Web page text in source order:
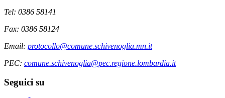
Tel: 0386 58141
Fax: 0386 58124
Email: protocollo@comune.schivenoglia.mn.it
PEC: comune.schivenoglia@pec.regione.lombardia.it
Seguici su